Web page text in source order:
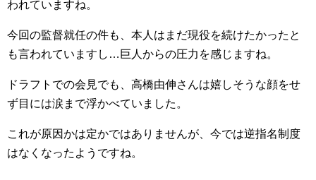
われていますね。
今回の監督就任の件も、本人はまだ現役を続けたかったと
も言われていますし…巨人からの圧力を感じますね。
ドラフトでの会見でも、高橋由伸さんは嬉しそうな顔をせ
ず目には涙まで浮かべていました。
これが原因かは定かではありませんが、今では逆指名制度
はなくなったようですね。